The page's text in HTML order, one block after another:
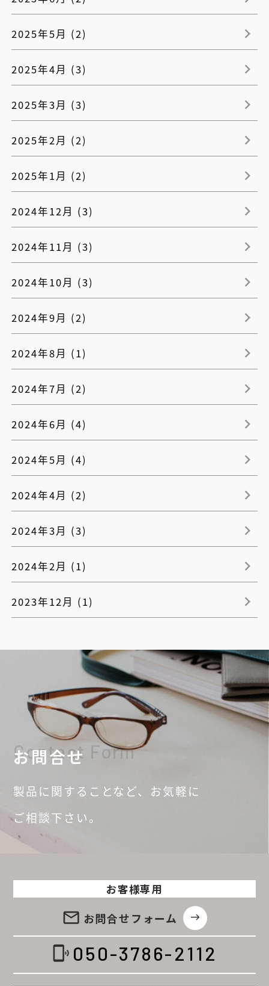
2025年5月 (2)
2025年4月 (3)
2025年3月 (3)
2025年2月 (2)
2025年1月 (2)
2024年12月 (3)
2024年11月 (3)
2024年10月 (3)
2024年9月 (2)
2024年8月 (1)
2024年7月 (2)
2024年6月 (4)
2024年5月 (4)
2024年4月 (2)
2024年3月 (3)
2024年2月 (1)
2023年12月 (1)
お問合せ
Contact Form
製品に関することなど、 お気軽に
ご相談下さい。
お客様専用
email お問合せフォーム east
phonelink_ring 050-3786-2112